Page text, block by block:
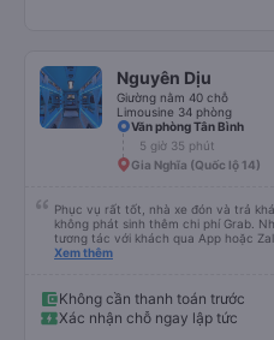
Nguyên Dịu
Giường nằm 40 chỗ
Limousine 34 phòng
Văn phòng Tân Bình
5 giờ 35 phút
Gia Nghĩa (Quốc lộ 14)
Phục vụ rất tốt, nhà xe đón và trả
không phát sinh thêm chi phí Grab.
tương tác với khách qua App hoặc
nữa để hành khách yên tâm đặc biệt
Xem thêm
Không cần thanh toán trước
Xác nhận chỗ ngay lập tức